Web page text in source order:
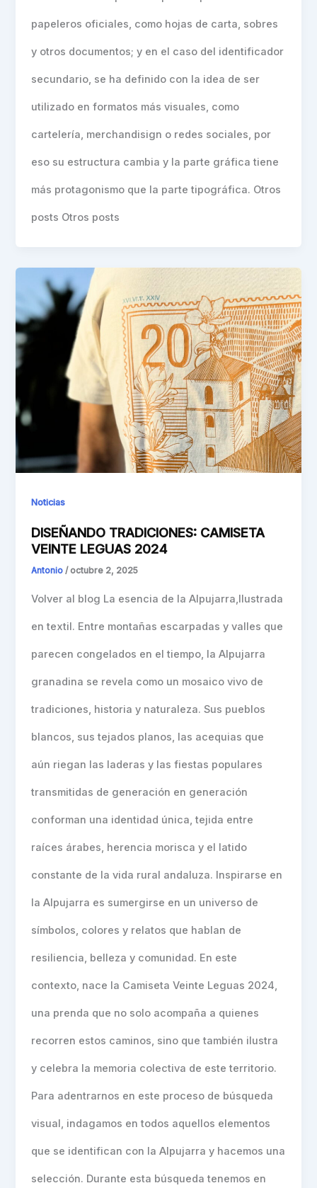
papeleros oficiales, como hojas de carta, sobres
y otros documentos; y en el caso del identificador
secundario, se ha definido con la idea de ser
utilizado en formatos más visuales, como
cartelería, merchandisign o redes sociales, por
eso su estructura cambia y la parte gráfica tiene
más protagonismo que la parte tipográfica. Otros
posts Otros posts
Noticias
DISEÑANDO TRADICIONES: CAMISETA
VEINTE LEGUAS 2024
Antonio/octubre 2, 2025
Volver al blog La esencia de la Alpujarra,Ilustrada
en textil. Entre montañas escarpadas y valles que
parecen congelados en el tiempo, la Alpujarra
granadina se revela como un mosaico vivo de
tradiciones, historia y naturaleza. Sus pueblos
blancos, sus tejados planos, las acequias que
aún riegan las laderas y las fiestas populares
transmitidas de generación en generación
conforman una identidad única, tejida entre
raíces árabes, herencia morisca y el latido
constante de la vida rural andaluza. Inspirarse en
la Alpujarra es sumergirse en un universo de
símbolos, colores y relatos que hablan de
resiliencia, belleza y comunidad. En este
contexto, nace la Camiseta Veinte Leguas 2024,
una prenda que no solo acompaña a quienes
recorren estos caminos, sino que también ilustra
y celebra la memoria colectiva de este territorio.
Para adentrarnos en este proceso de búsqueda
visual, indagamos en todos aquellos elementos
que se identifican con la Alpujarra y hacemos una
selección. Durante esta búsqueda tenemos en